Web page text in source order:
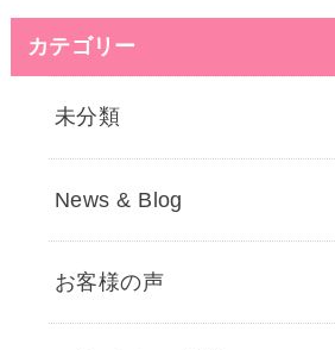
カテゴリー
未分類
News & Blog
お客様の声